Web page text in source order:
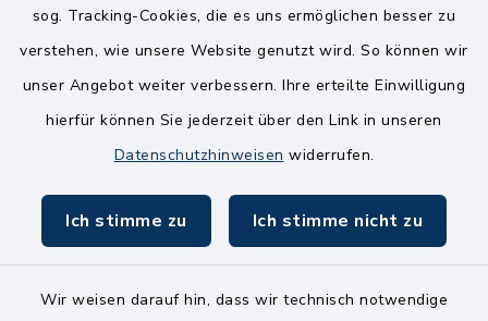
sog. Tracking-Cookies, die es uns ermöglichen besser zu
verstehen, wie unsere Website genutzt wird. So können wir
unser Angebot weiter verbessern. Ihre erteilte Einwilligung
hierfür können Sie jederzeit über den Link in unseren
Datenschutzhinweisen widerrufen.
Ich stimme zu Ich stimme nicht zu
Wir weisen darauf hin, dass wir technisch notwendige
Freitag
8.00-11.00 Uhr